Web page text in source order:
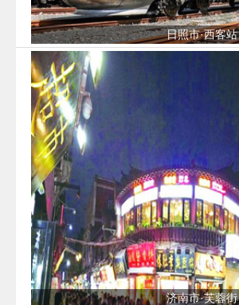
日照市·西客站
济南市·芙蓉街